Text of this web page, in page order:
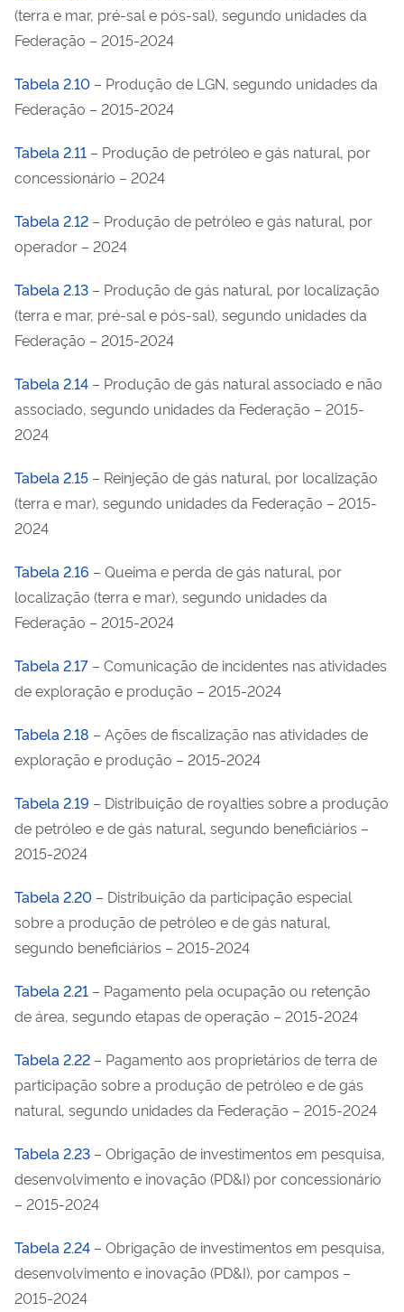
(terra e mar, pré-sal e pós-sal), segundo unidades da
Federação – 2015-2024
Tabela 2.10 – Produção de LGN, segundo unidades da
Federação – 2015-2024
Tabela 2.11 – Produção de petróleo e gás natural, por
concessionário – 2024
Tabela 2.12 – Produção de petróleo e gás natural, por
operador – 2024
Tabela 2.13 – Produção de gás natural, por localização
(terra e mar, pré-sal e pós-sal), segundo unidades da
Federação – 2015-2024
Tabela 2.14 – Produção de gás natural associado e não
associado, segundo unidades da Federação – 2015-
2024
Tabela 2.15 – Reinjeção de gás natural, por localização
(terra e mar), segundo unidades da Federação – 2015-
2024
Tabela 2.16 – Queima e perda de gás natural, por
localização (terra e mar), segundo unidades da
Federação – 2015-2024
Tabela 2.17 – Comunicação de incidentes nas atividades
de exploração e produção – 2015-2024
Tabela 2.18 – Ações de fiscalização nas atividades de
exploração e produção – 2015-2024
Tabela 2.19 – Distribuição de royalties sobre a produção
de petróleo e de gás natural, segundo beneficiários –
2015-2024
Tabela 2.20 – Distribuição da participação especial
sobre a produção de petróleo e de gás natural,
segundo beneficiários – 2015-2024
Tabela 2.21 – Pagamento pela ocupação ou retenção
de área, segundo etapas de operação – 2015-2024
Tabela 2.22 – Pagamento aos proprietários de terra de
participação sobre a produção de petróleo e de gás
natural, segundo unidades da Federação – 2015-2024
Tabela 2.23 – Obrigação de investimentos em pesquisa,
desenvolvimento e inovação (PD&I) por concessionário
– 2015-2024
Tabela 2.24 – Obrigação de investimentos em pesquisa,
desenvolvimento e inovação (PD&I), por campos –
2015-2024